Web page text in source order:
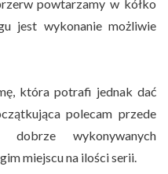
powtarzamy w kółko
jest wykonanie możliwie
która potrafi jednak dać
polecam przede
wykonywanych
miejscu na ilości serii.